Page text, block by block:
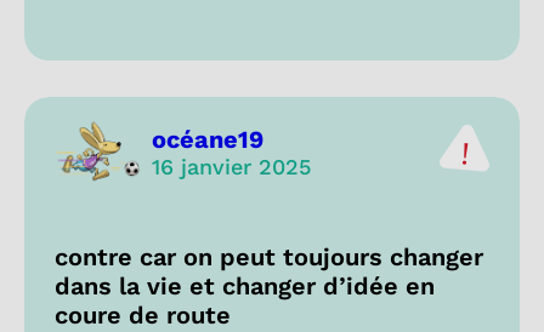
océane19
16 janvier 2025
contre car on peut toujours changer
dans la vie et changer d’idée en
coure de route